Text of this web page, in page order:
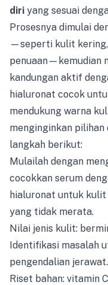
diri yang sesuai
Prosesnya dimulai
—seperti kulit kering,
penuaan—kemudian
kandungan aktif
hialuronat cocok
mendukung warna
menginginkan
langkah berikut:
Mulailah dengan
cocokkan serum
hialuronat untuk
yang tidak merata.
Nilai jenis kulit:
Identifikasi masalah
pengendalian jerawat.
Riset bahan: vitamin